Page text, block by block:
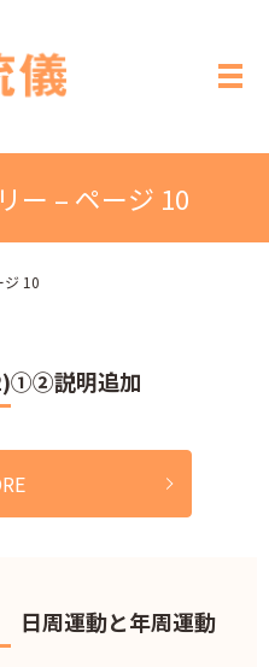
メ
ー – ページ 10
ジ 10
説明追加
周運動と年周運動